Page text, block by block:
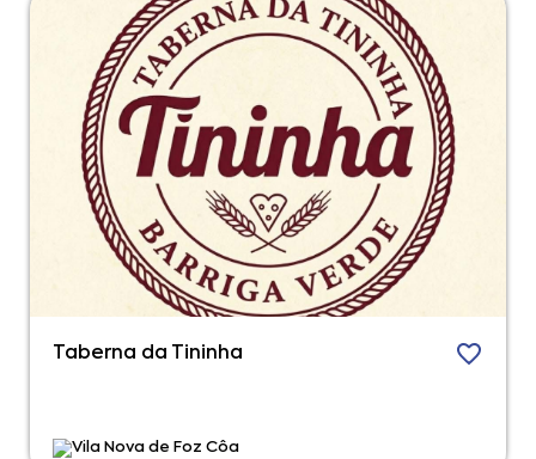
Taberna da Tininha
Vila Nova de Foz Côa